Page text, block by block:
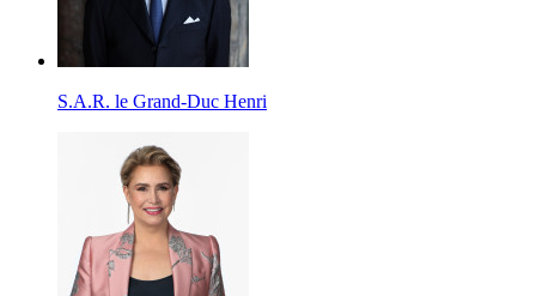
S.A.R. le Grand-Duc Henri